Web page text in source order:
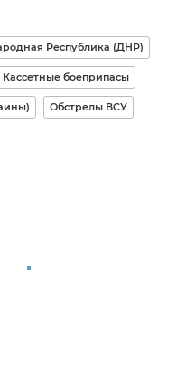
Республика (ДНР)
Кассетные боеприпасы
Обстрелы ВСУ